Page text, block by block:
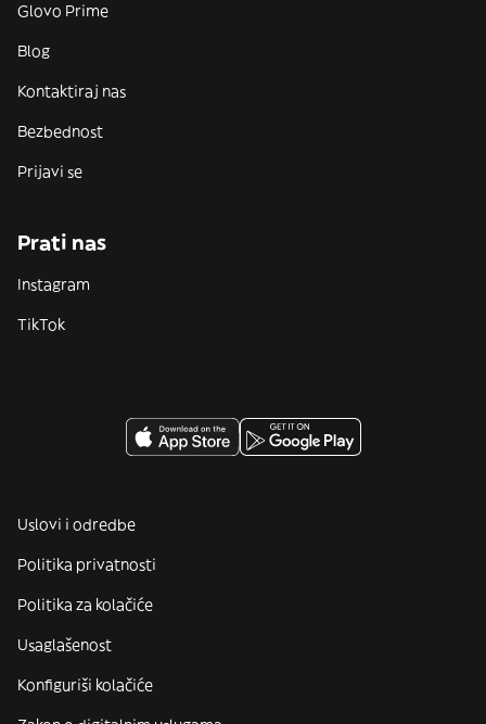
Glovo Prime
Blog
Kontaktiraj nas
Bezbednost
Prijavi se
Prati nas
Instagram
TikTok
Uslovi i odredbe
Politika privatnosti
Politika za kolačiće
Usaglašenost
Konfiguriši kolačiće